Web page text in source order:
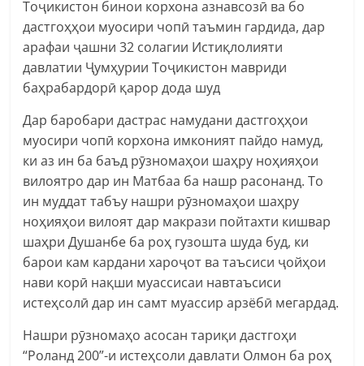
Тоҷикистон бинои корхона азнавсозӣ ва бо
дастгоҳҳои муосири чопӣ таъмин гардида, дар
арафаи ҷашни 32 солагии Истиқлолияти
давлатии Ҷумҳурии Тоҷикистон мавриди
баҳрабардорӣ қарор дода шуд
Дар баробари дастрас намудани дастгоҳҳои
муосири чопӣ корхона имконият пайдо намуд,
ки аз ин ба баъд рӯзномаҳои шаҳру ноҳияҳои
вилоятро дар ин Матбаа ба нашр расонанд. То
ин муддат табъу нашри рӯзномаҳои шаҳру
ноҳияҳои вилоят дар макрази пойтахти кишвар
шаҳри Душанбе ба роҳ гузошта шуда буд, ки
барои кам кардани хароҷот ва таъсиси ҷойҳои
нави корӣ нақши муассисаи навтаъсиси
истеҳсолӣ дар ин самт муассир арзёбӣ мегардад.
Нашри рӯзномаҳо асосан тариқи дастгоҳи
“Роланд 200”-и истеҳсоли давлати Олмон ба роҳ